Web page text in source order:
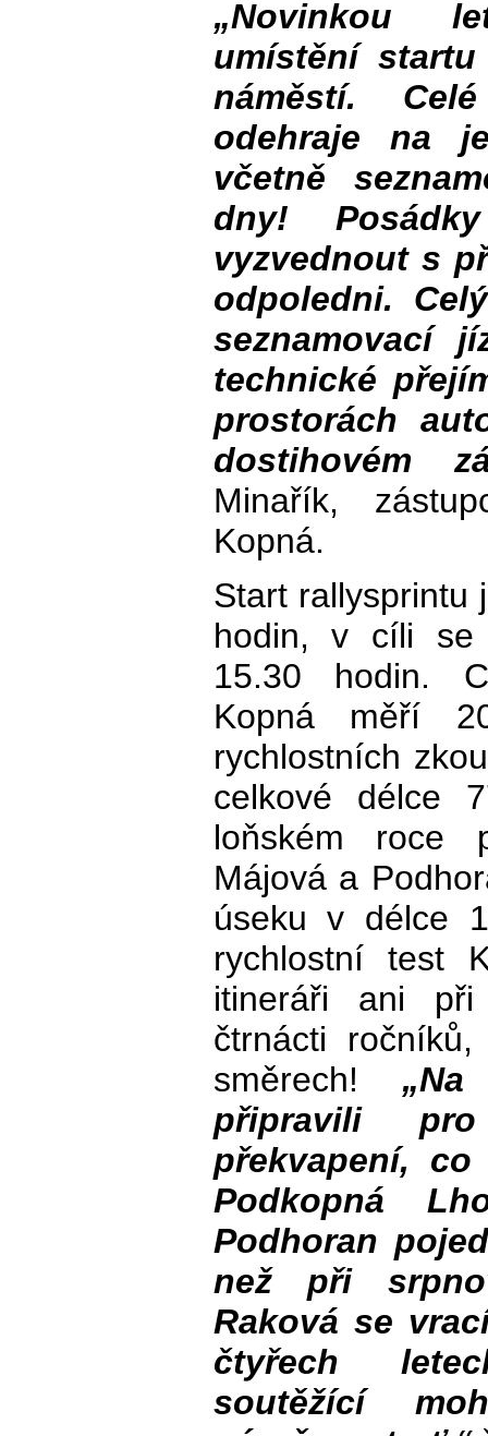
„Novinkou
umístění
náměstí.
odehraje na
včetně
dny!
vyzvednout s
odpoledni.
seznamovací
technické
prostorách
dostihovém
Minařík,
Kopná.
Start rallysprintu
hodin, v cíli se
15.30 hodin.
Kopná měří
rychlostních
celkové délce
loňském roce
Májová a
úseku v délce
rychlostní test
itineráři ani při
čtrnácti
směrech!
připravili
překvapení,
Podkopná
Podhoran
než při
Raková se
čtyřech
soutěžící